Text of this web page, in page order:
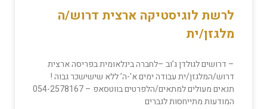
לרשת לוגיסטיקה ארצית דרוש/ה
מלגזן/ית
– דרושים לגולדן ג’וב –לחברה בינלאומית בפריסה ארצית
דרוש/המלגזן/ית עבודה ימים א’-ה’ ללא שישישכר גבוה !
תנאים מעולים למתאים/הלפרטים בווטסאפ – 054-2578167
המודעות מתייחסות לגברים